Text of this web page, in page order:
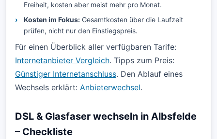
Freiheit, kosten aber meist mehr pro Monat.
Kosten im Fokus: Gesamtkosten über die Laufzeit
prüfen, nicht nur den Einstiegspreis.
Für einen Überblick aller verfügbaren Tarife:
Internetanbieter Vergleich. Tipps zum Preis:
Günstiger Internetanschluss. Den Ablauf eines
Wechsels erklärt: Anbieterwechsel.
DSL & Glasfaser wechseln in Albsfelde
– Checkliste